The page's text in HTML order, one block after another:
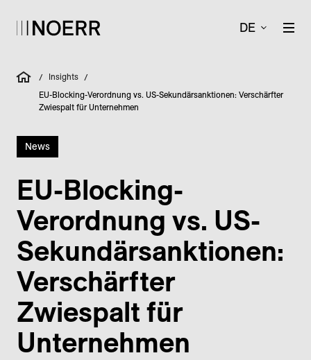
DE
/ Insights /
EU-Blocking-Verordnung vs. US-Sekundärsanktionen: Verschärfter
Zwiespalt für Unternehmen
News
EU-Blocking-
Verordnung vs. US-
Sekundär­sanktionen:
Verschärfter
Zwiespalt für
Unternehmen